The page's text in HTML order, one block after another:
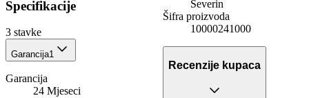
Specifikacije
3 stavke
Garancija1
Garancija
24 Mjeseci
Severin
Šifra proizvoda
10000241000
Recenzije kupaca